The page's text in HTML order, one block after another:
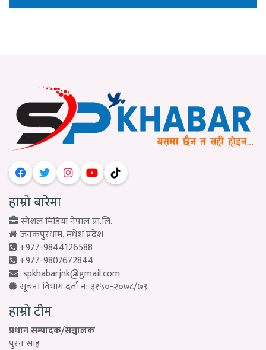
हाम्रो बारेमा
स्पेशल मिडिया नेपाल प्रा.लि.
जनकपुरधाम, मधेश प्रदेश
+977-9844126588
+977-9807672844
spkhabarjnk@gmail.com
सूचना विभाग दर्ता नं: ३१५०-२०७८/७९
हाम्रो टीम
प्रधान सम्पादक/सञ्चालक
पुरन साह